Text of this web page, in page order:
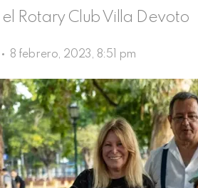
Rotary Club Villa Devoto
8 febrero, 2023, 8:51 pm